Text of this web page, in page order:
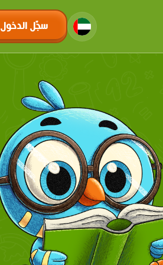
سجّل الدخول